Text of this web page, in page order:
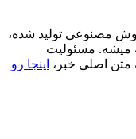
هوش مصنوعی تولید شده،
میشه. مسئولیت
متن اصلی خبر، اینجا رو